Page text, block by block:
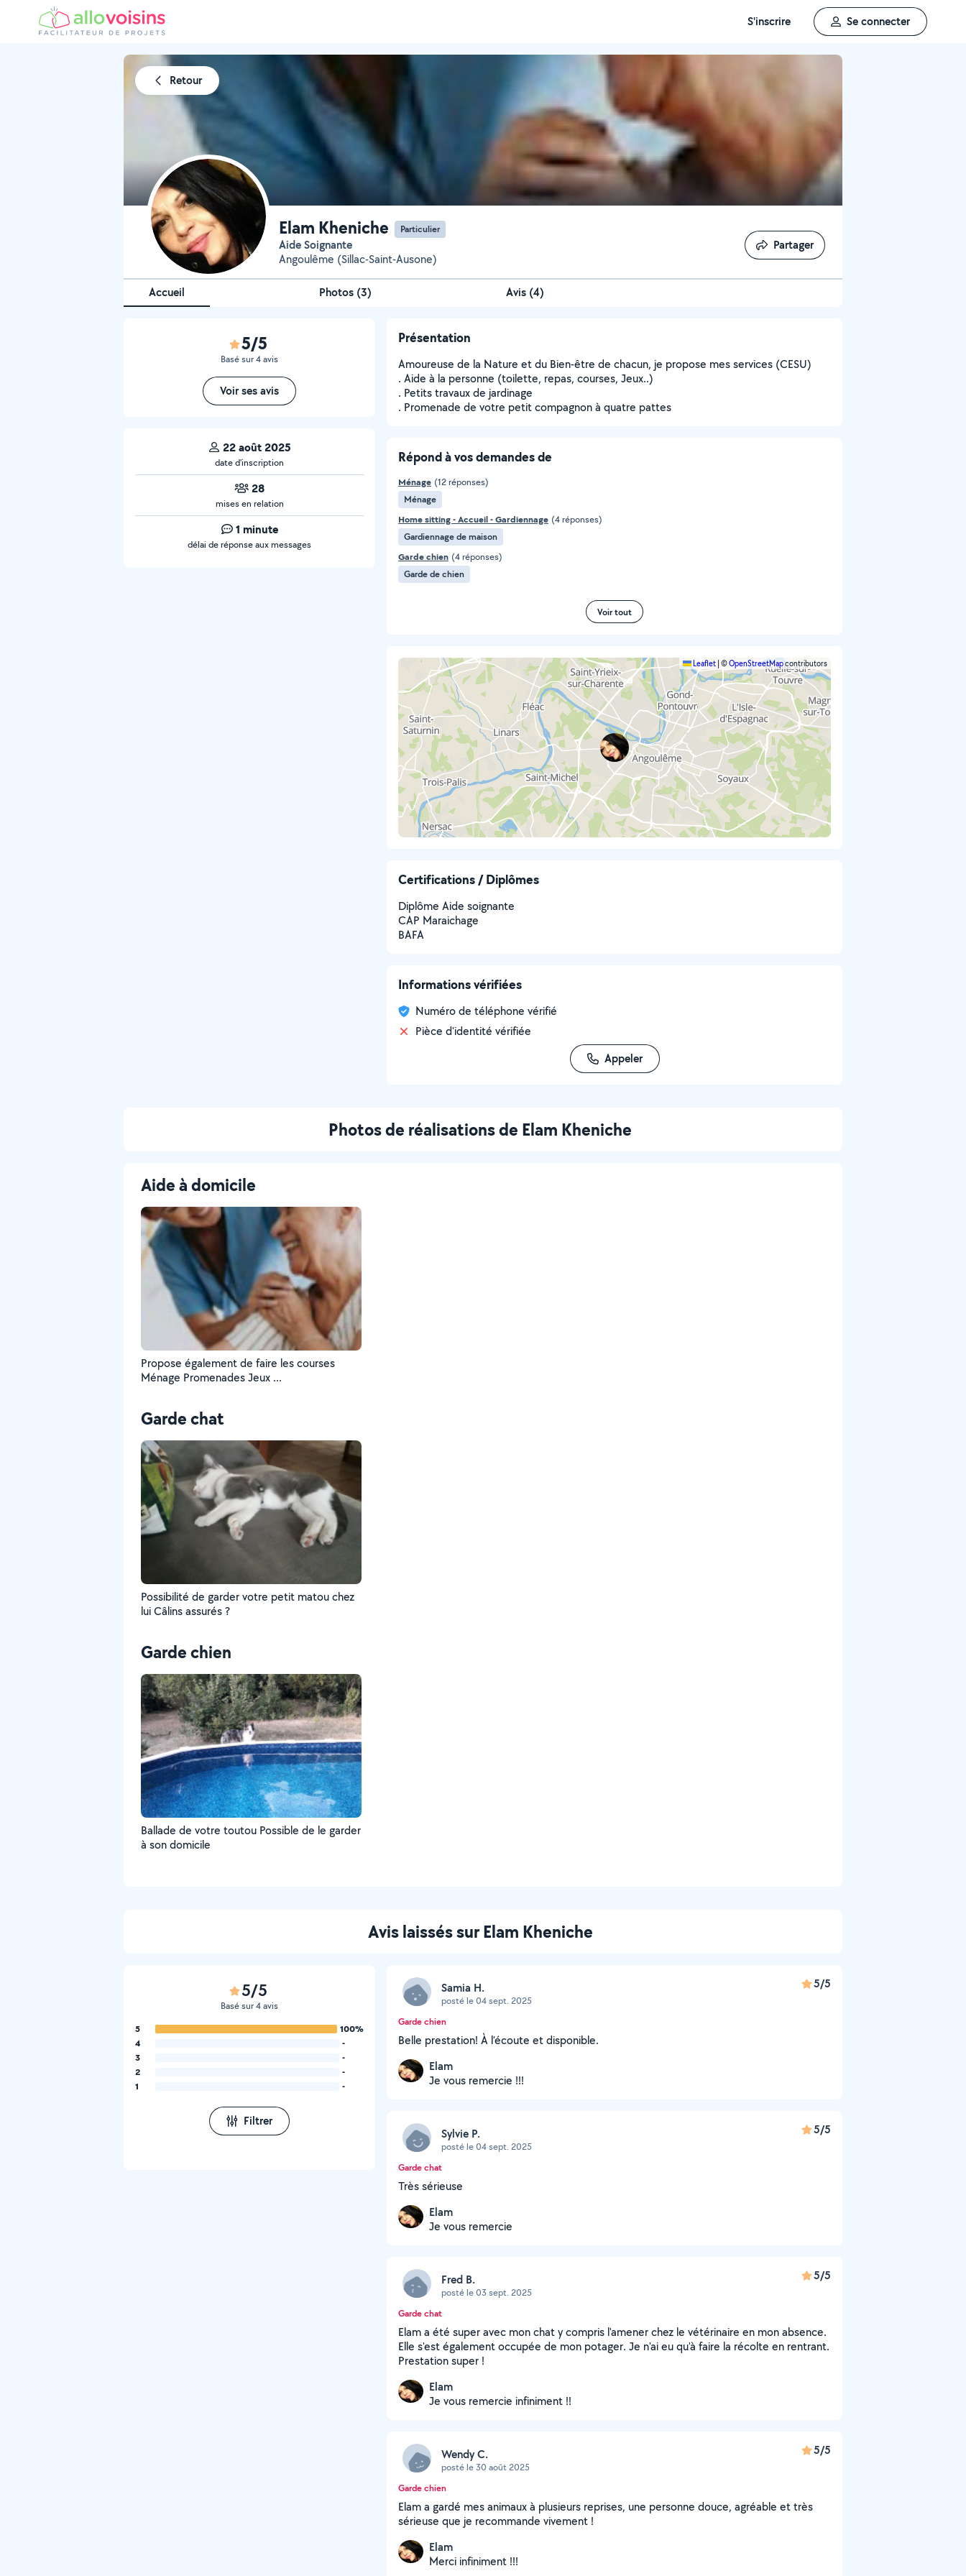
S'inscrire Se connecter
Retour
Elam Kheniche Particulier
Aide Soignante
Angoulême (Sillac-Saint-Ausone)
Partager
Partager
Accueil Photos (3) Avis (4)
5/5
Basé sur 4 avis
Voir ses avis
22 août 2025
date d’inscription
28
mises en relation
1 minute
délai de réponse aux messages
Présentation
Amoureuse de la Nature et du Bien-être de chacun, je propose mes services (CESU)
. Aide à la personne (toilette, repas, courses, Jeux..)
. Petits travaux de jardinage
. Promenade de votre petit compagnon à quatre pattes
Répond à vos demandes de
Ménage (12 réponses)
Ménage
Home sitting - Accueil - Gardiennage (4 réponses)
Gardiennage de maison
Garde chien (4 réponses)
Garde de chien
Voir tout
Leaflet ©OpenStreetMapcontributors
Certifications / Diplômes
Diplôme Aide soignante
CAP Maraichage
BAFA
Informations vérifiées
Numéro de téléphone vérifié
Pièce d'identité vérifiée
Appeler
Photos de réalisations de Elam Kheniche
Aide à domicile
Propose également de faire les courses
Ménage Promenades Jeux ...
Garde chat
Possibilité de garder votre petit matou chez
lui Câlins assurés ?
Garde chien
Ballade de votre toutou Possible de le garder
à son domicile
Avis laissés sur Elam Kheniche
5/5
Basé sur 4 avis
5
100%
4
-
3
-
2
-
1
-
Filtrer
Samia H.
posté le 04 sept. 2025
5/5
Garde chien
Belle prestation! À l’écoute et disponible.
Elam
Je vous remercie !!!
Sylvie P.
posté le 04 sept. 2025
5/5
Garde chat
Très sérieuse
Elam
Je vous remercie
Fred B.
posté le 03 sept. 2025
5/5
Garde chat
Elam a été super avec mon chat y compris l'amener chez le vétérinaire en mon absence.
Elle s'est également occupée de mon potager. Je n'ai eu qu'à faire la récolte en rentrant.
Prestation super !
Elam
Je vous remercie infiniment !!
Wendy C.
posté le 30 août 2025
5/5
Garde chien
Elam a gardé mes animaux à plusieurs reprises, une personne douce, agréable et très
sérieuse que je recommande vivement !
Elam
Merci infiniment !!!